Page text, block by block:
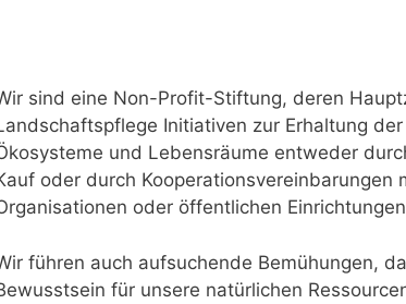
sind eine Non-Profit-Stiftung, deren
Initiativen zur Erhaltung der
und Lebensräume entweder
oder durch Kooperationsvereinbarungen
oder öffentlichen
führen auch aufsuchende Bemühungen,
für unsere natürlichen